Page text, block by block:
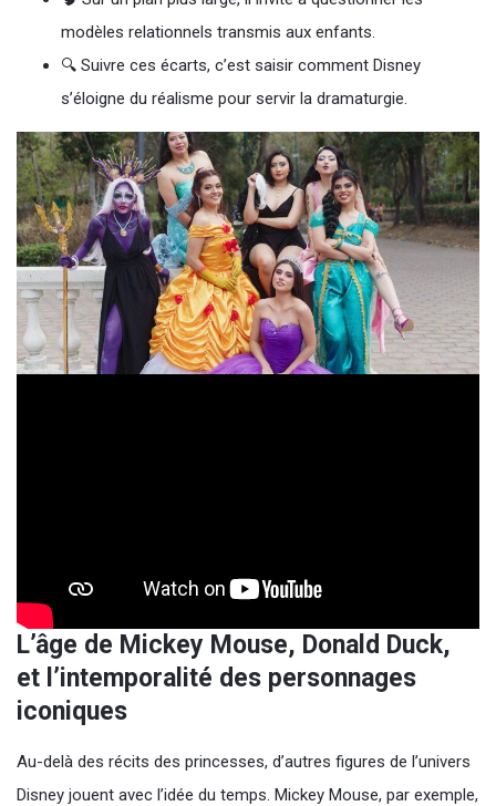
modèles relationnels transmis aux enfants.
🔍 Suivre ces écarts, c’est saisir comment Disney
s’éloigne du réalisme pour servir la dramaturgie.
L’âge de Mickey Mouse, Donald Duck,
et l’intemporalité des personnages
iconiques
Au-delà des récits des princesses, d’autres figures de l’univers
Disney jouent avec l’idée du temps. Mickey Mouse, par exemple,